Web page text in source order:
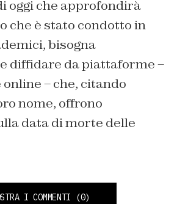
oggi che approfondirà
che è stato condotto in
bisogna
diffidare da piattaforme –
– che, citando
nome, offrono
data di morte delle
I COMMENTI (0)